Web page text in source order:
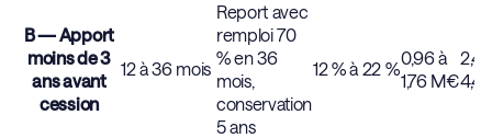
B — Apport
moins de 3
ans avant
cession
12 à 36 mois
Report avec
remploi 70
% en 36
mois,
conservation
5 ans
12 % à 22 %
0,96 à
1,76 M€
2,4
4,4